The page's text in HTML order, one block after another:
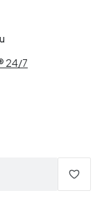
24/7